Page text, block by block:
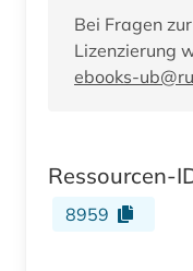
Bei Fragen
Lizenzierung
ebooks-
Ressourcen-
8959